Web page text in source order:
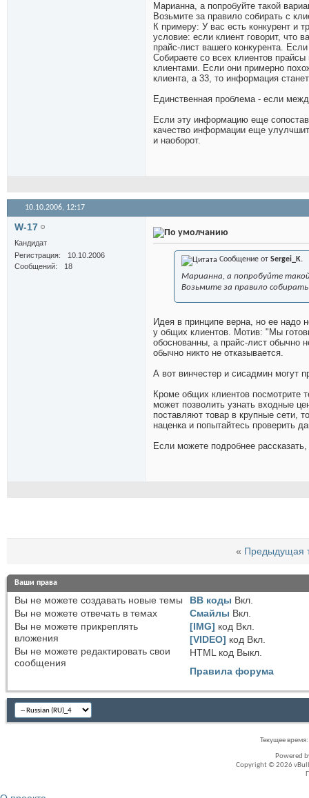
Марианна, а попробуйте такой
Возьмите за правило собирать с
К примеру: У вас есть конкурент и
условие: если клиент говорит, что
прайс-лист вашего конкурента.
Собираете со всех клиентов
клиентами. Если они примерно
клиента, а 33, то информация
Единственная проблема - если
Если эту информацию еще
качество информации еще
и наоборот.
10.10.2006, 12:17
W-17
Кандидат
Регистрация
10.10.2006
Сообщений
18
Сообщение от Sergei_K.
Марианна, а попробуйте
Возьмите за правило
Идея в принципе верна, но ее надо
у общих клиентов. Мотив: "Мы
обоснованны, а прайс-лист обычно
обычно никто не отказывается.
А вот винчестер и сисадмин могут
Кроме общих клиентов посмотрите
может позволить узнать входные
поставляют товар в крупные сети,
наценка и попытайтесь проверить
Если можете подробнее
« Предыдущая
Ваши права
Вы не можете создавать новые темы
Вы не можете отвечать в темах
Вы не можете прикреплять
вложения
Вы не можете редактировать свои
сообщения
BB коды Вкл.
Смайлы Вкл.
[IMG] код Вкл.
[VIDEO] код Вкл.
HTML код Выкл.
Правила форума
Текущее время:
Powered
Copyright © 2026